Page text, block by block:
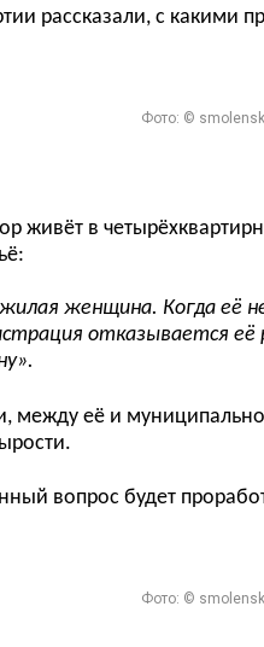
рассказали, с какими
Фото: ©
живёт в
женщина. Когда её
отказывается её
.
между её и
вопрос будет
Фото: ©